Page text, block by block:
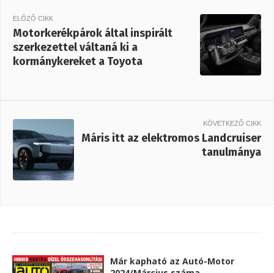
ELŐZŐ CIKK
Motorkerékpárok által inspirált
szerkezettel váltaná ki a
kormánykereket a Toyota
KÖVETKEZŐ CIKK
Máris itt az elektromos Landcruiser
tanulmánya
Már kapható az Autó-Motor